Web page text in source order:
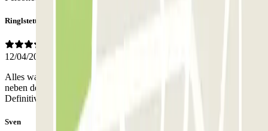
Ringlstetter
12/04/2026
Alles war bestens. Das Parkhaus ist sicher, bewacht und direkt
neben der Metro gelegen. Der Preis geht auch voll in Ording.
Definitiv ein tolles System und weiterzuempfehlen
Sven